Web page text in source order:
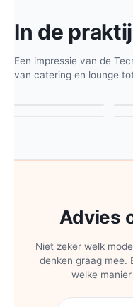
In de
Een impressie van de
van catering en lounge
Catering ·
Advies
Niet zeker welk
denken graag mee.
welke